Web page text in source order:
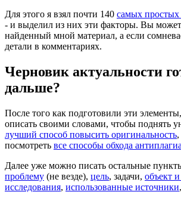
Для этого я взял почти 140 самых простых
- и выделил из них эти факторы. Вы
найденный мной материал, а если
детали в комментариях.
Черновик актуальности
дальше?
После того как подготовили эти
описать своими словами, чтобы поднять
лучший способ повысить оригинальность
посмотреть все способы обхода
Далее уже можно писать остальные
проблему (не везде), цель, задачи, объект
исследования, использованные источники,